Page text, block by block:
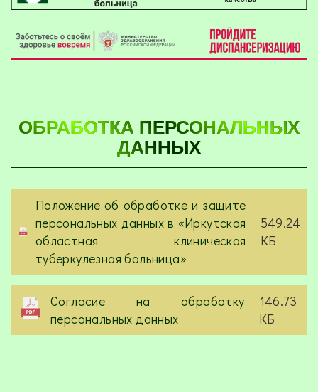
ОБРАБОТКА ПЕРСОНАЛЬНЫХ
ДАННЫХ
Положение об обработке и защите
персональных данных в «Иркутская
областная клиническая
туберкулезная больница»
549.24
КБ
Согласие на обработку
персональных данных
146.73
КБ